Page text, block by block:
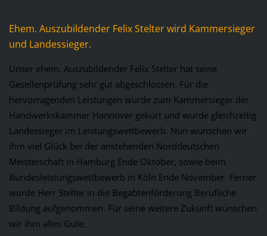
Ehem. Auszubildender Felix Stelter wird Kammersieger
und Landessieger.
Unser ehem. Auszubildender Felix Stelter hat seine
Gesellenprüfung sehr gut abgeschlossen. Für die
hervorragenden Leistungen wurde zum Kammersieger der
Handwerkskammer Hannover gekürt und wurde gleichzeitig
Landessieger im Leistungswettbewerb. Nun wünschen wir
ihm viel Glück bei der anstehenden Norddeutschen
Meisterschaft in Hamburg Ende Oktober, sowie beim
Bundesleistungswettbewerb in Köln Ende November. Ferner
wurde Herr Stelter in die Begabtenförderung Berufliche
Bildung aufgenommen. Für seine weitere Zukunft wünschen
wir ihm alles Gute.